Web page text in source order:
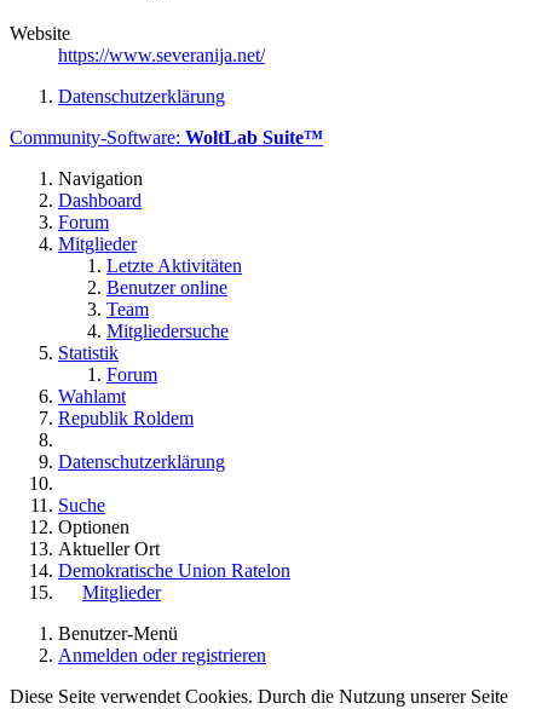
Website
https://www.severanija.net/
Datenschutzerklärung
Community-Software: WoltLab Suite™
Navigation
Dashboard
Forum
Mitglieder
Letzte Aktivitäten
Benutzer online
Team
Mitgliedersuche
Statistik
Forum
Wahlamt
Republik Roldem
Datenschutzerklärung
Suche
Optionen
Aktueller Ort
Demokratische Union Ratelon
Mitglieder
Benutzer-Menü
Anmelden oder registrieren
Diese Seite verwendet Cookies. Durch die Nutzung unserer Seite